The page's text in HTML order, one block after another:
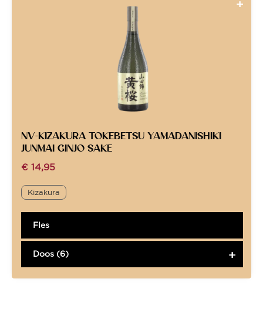
NV-KIZAKURA TOKEBETSU YAMADANISHIKI
JUNMAI GINJO SAKE
€ 14,95
Kizakura
Fles
Doos (6)